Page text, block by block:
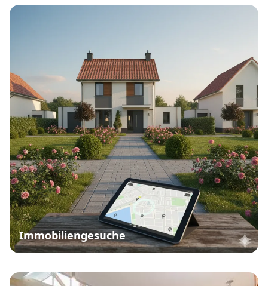
Immobiliengesuche